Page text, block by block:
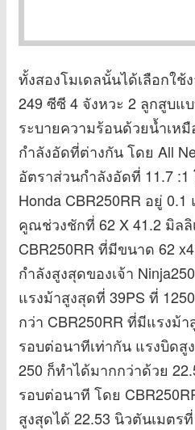
ทั้งสองโมเดลนั้นได้เลือกใช้
249 ซีซี 4 จังหวะ 2 ลูกสูบแ
ระบายความร้อนด้วยน้ำเห
กำลังอัดที่ต่างกัน โดย All
อัตราส่วนกำลังอัดที่ 11.7
Honda CBR250RR อยู่
คูณช่วงชักที่ 62 X 41.2 มิล
CBR250RR ที่มีขนาด 62
กำลังสูงสุดของเจ้า
แรงม้าสูงสุดที่ 39PS ที่
กว่า CBR250RR ที่มีแรงม้
รอบต่อนาทีเท่ากัน แรงบิดสู
250 ก็ทำได้มากกว่าด้วย
รอบต่อนาที โดย
สูงสุดได้ 22.53 นิวตันเมตร